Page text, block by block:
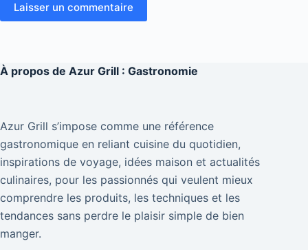
Laisser un commentaire
À propos de Azur Grill : Gastronomie
Azur Grill s’impose comme une référence
gastronomique en reliant cuisine du quotidien,
inspirations de voyage, idées maison et actualités
culinaires, pour les passionnés qui veulent mieux
comprendre les produits, les techniques et les
tendances sans perdre le plaisir simple de bien
manger.